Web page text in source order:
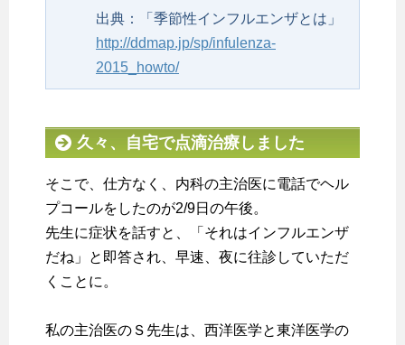
出典：「季節性インフルエンザとは」
http://ddmap.jp/sp/infulenza-
2015_howto/
久々、自宅で点滴治療しました
そこで、仕方なく、内科の主治医に電話でヘル
プコールをしたのが2/9日の午後。
先生に症状を話すと、「それはインフルエンザ
だね」と即答され、早速、夜に往診していただ
くことに。
私の主治医のＳ先生は、西洋医学と東洋医学の